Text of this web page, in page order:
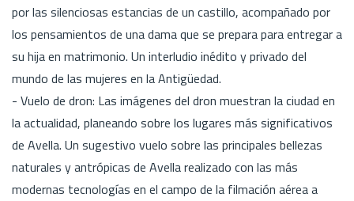
por las silenciosas estancias de un castillo, acompañado por
los pensamientos de una dama que se prepara para entregar a
su hija en matrimonio. Un interludio inédito y privado del
mundo de las mujeres en la Antigüedad.
- Vuelo de dron: Las imágenes del dron muestran la ciudad en
la actualidad, planeando sobre los lugares más significativos
de Avella. Un sugestivo vuelo sobre las principales bellezas
naturales y antrópicas de Avella realizado con las más
modernas tecnologías en el campo de la filmación aérea a